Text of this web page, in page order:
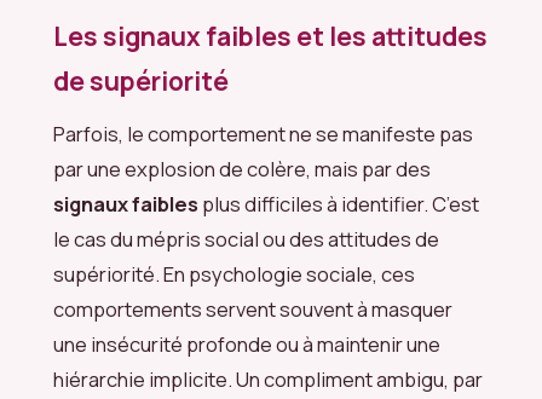
Les signaux faibles et les attitudes
de supériorité
Parfois, le comportement ne se manifeste pas
par une explosion de colère, mais par des
signaux faibles plus difficiles à identifier. C’est
le cas du mépris social ou des attitudes de
supériorité. En psychologie sociale, ces
comportements servent souvent à masquer
une insécurité profonde ou à maintenir une
hiérarchie implicite. Un compliment ambigu, par